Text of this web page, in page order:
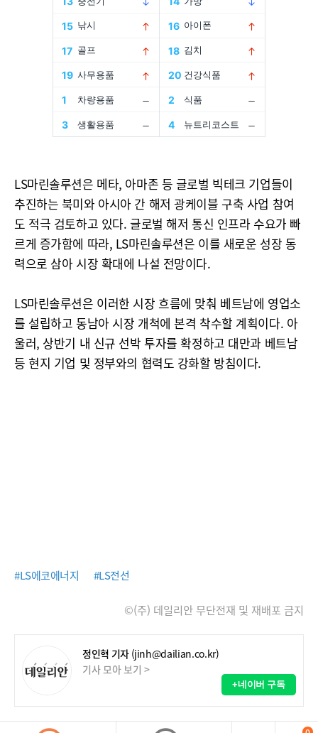
LS마린솔루션은 메타, 아마존 등 글로벌 빅테크 기업들이
추진하는 북미와 아시아 간 해저 광케이블 구축 사업 참여
도 적극 검토하고 있다. 글로벌 해저 통신 인프라 수요가 빠
르게 증가함에 따라, LS마린솔루션은 이를 새로운 성장 동
력으로 삼아 시장 확대에 나설 전망이다.
LS마린솔루션은 이러한 시장 흐름에 맞춰 베트남에 영업소
를 설립하고 동남아 시장 개척에 본격 착수할 계획이다. 아
울러, 상반기 내 신규 선박 투자를 확정하고 대만과 베트남
등 현지 기업 및 정부와의 협력도 강화할 방침이다.
#LS에코에너지 #LS전선
©(주) 데일리안 무단전재 및 재배포 금지
정인혁 기자 (jinh@dailian.co.kr)
기사 모아 보기 >
+네이버 구독